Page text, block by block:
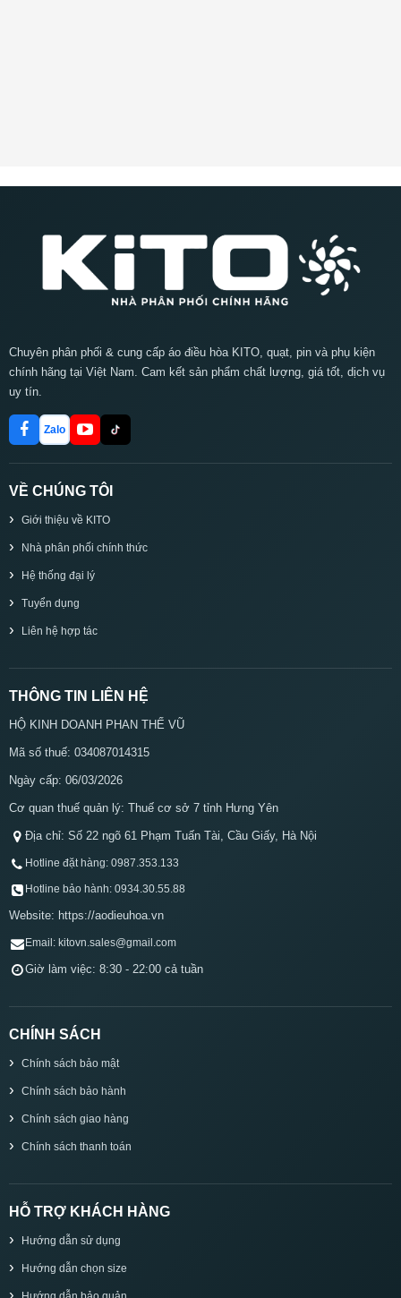
Chuyên phân phối & cung cấp áo điều hòa KITO, quạt, pin và phụ kiện
chính hãng tại Việt Nam. Cam kết sản phẩm chất lượng, giá tốt, dịch vụ
uy tín.
Zalo
VỀ CHÚNG TÔI
Giới thiệu về KITO
Nhà phân phối chính thức
Hệ thống đại lý
Tuyển dụng
Liên hệ hợp tác
THÔNG TIN LIÊN HỆ
HỘ KINH DOANH PHAN THẾ VŨ
Mã số thuế: 034087014315
Ngày cấp: 06/03/2026
Cơ quan thuế quản lý: Thuế cơ sở 7 tỉnh Hưng Yên
Địa chỉ: Số 22 ngõ 61 Phạm Tuấn Tài, Cầu Giấy, Hà Nội
Hotline đặt hàng: 0987.353.133
Hotline bảo hành: 0934.30.55.88
Website: https://aodieuhoa.vn
Email: kitovn.sales@gmail.com
Giờ làm việc: 8:30 - 22:00 cả tuần
CHÍNH SÁCH
Chính sách bảo mật
Chính sách bảo hành
Chính sách giao hàng
Chính sách thanh toán
HỖ TRỢ KHÁCH HÀNG
Hướng dẫn sử dụng
Hướng dẫn chọn size